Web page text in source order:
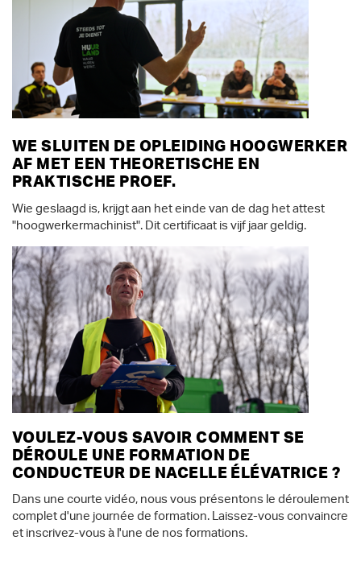
WE SLUITEN DE OPLEIDING HOOGWERKER
AF MET EEN THEORETISCHE EN
PRAKTISCHE PROEF.
Wie geslaagd is, krijgt aan het einde van de dag het attest
"hoogwerkermachinist". Dit certificaat is vijf jaar geldig.
VOULEZ-VOUS SAVOIR COMMENT SE
DÉROULE UNE FORMATION DE
CONDUCTEUR DE NACELLE ÉLÉVATRICE ?
Dans une courte vidéo, nous vous présentons le déroulement
complet d'une journée de formation. Laissez-vous convaincre
et inscrivez-vous à l'une de nos formations.